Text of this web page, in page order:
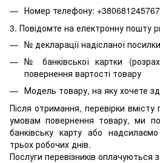
Номер телефону: +380681245767
3. Повідомте на електронну пошту
№ декларації надісланої посилки
№ банківської картки
повернення вартості товару
Модель товару, на яку хочете
Після отримання, перевірки вмісту
умовам повернення товару, ми
банківську карту або
трьох робочих днів.
Послуги перевізників оплачуються